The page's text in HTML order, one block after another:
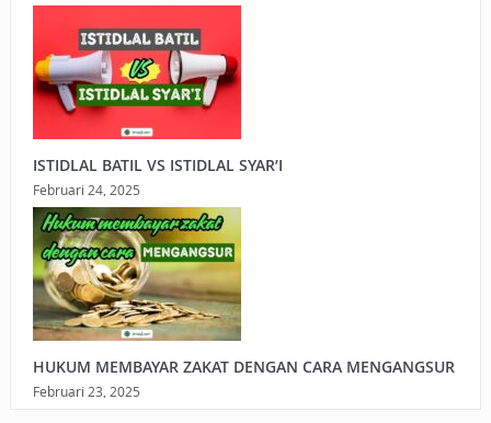
ISTIDLAL BATIL VS ISTIDLAL SYAR’I
Februari 24, 2025
HUKUM MEMBAYAR ZAKAT DENGAN CARA MENGANGSUR
Februari 23, 2025